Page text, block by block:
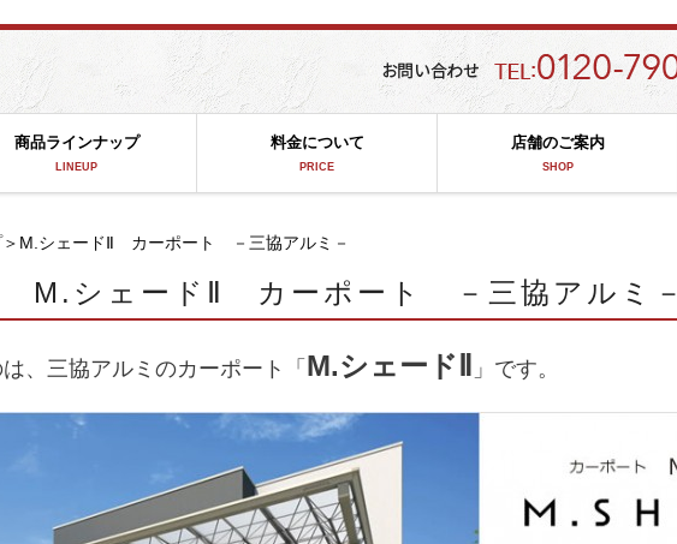
商品ラインナップ
LINEUP
料金について
PRICE
店舗のご案内
SHOP
＞M.シェードⅡ カーポート －三協アルミ－
M.シェードⅡ カーポート －三協アルミ－
、三協アルミのカーポート「 M.シェードⅡ 」です。